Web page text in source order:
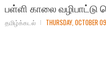
பள்ளி காலை வழிபாட்டு
தமிழ்க்கடல் THURSDAY, OCTOBER